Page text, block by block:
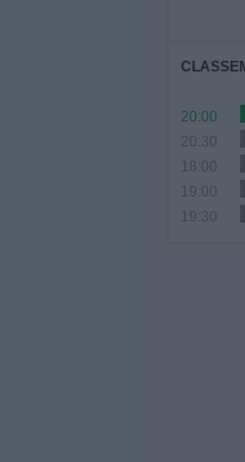
20:00
20:30
18:00
19:00
19:30